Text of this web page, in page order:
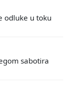
odluke u toku
sabotira